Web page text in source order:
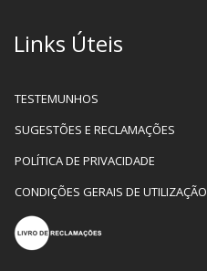
Links Úteis
TESTEMUNHOS
SUGESTÕES E RECLAMAÇÕES
POLÍTICA DE PRIVACIDADE
CONDIÇÕES GERAIS DE UTILIZAÇÃO